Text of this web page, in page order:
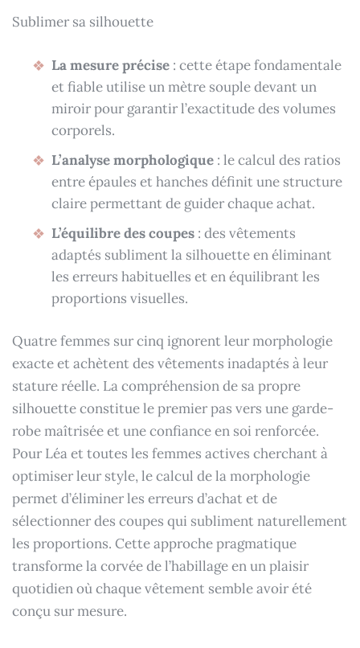
Sublimer sa silhouette
La mesure précise : cette étape fondamentale
et fiable utilise un mètre souple devant un
miroir pour garantir l’exactitude des volumes
corporels.
L’analyse morphologique : le calcul des ratios
entre épaules et hanches définit une structure
claire permettant de guider chaque achat.
L’équilibre des coupes : des vêtements
adaptés subliment la silhouette en éliminant
les erreurs habituelles et en équilibrant les
proportions visuelles.
Quatre femmes sur cinq ignorent leur morphologie
exacte et achètent des vêtements inadaptés à leur
stature réelle. La compréhension de sa propre
silhouette constitue le premier pas vers une garde-
robe maîtrisée et une confiance en soi renforcée.
Pour Léa et toutes les femmes actives cherchant à
optimiser leur style, le calcul de la morphologie
permet d’éliminer les erreurs d’achat et de
sélectionner des coupes qui subliment naturellement
les proportions. Cette approche pragmatique
transforme la corvée de l’habillage en un plaisir
quotidien où chaque vêtement semble avoir été
conçu sur mesure.